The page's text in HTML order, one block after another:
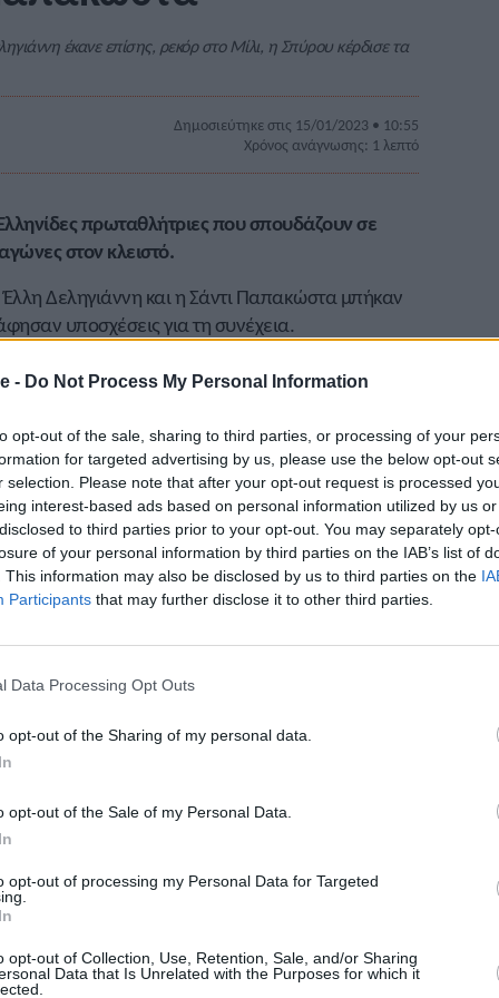
- Do Not Process My Personal Information
opt-out of the sale, sharing to third parties, or processing of your
for targeted advertising by us, please use the below opt-out
selection. Please note that after your opt-out request is processed
interest-based ads based on personal information utilized by us
to third parties prior to your opt-out. You may separately
of your personal information by third parties on the IAB’s list of
This information may also be disclosed by us to third parties on the
Participants that may further disclose it to other third parties.
Data Processing Opt Outs
opt-out of the Sharing of my personal data.
opt-out of the Sale of my Personal Data.
opt-out of processing my Personal Data for Targeted
opt-out of Collection, Use, Retention, Sale, and/or Sharing
Data that Is Unrelated with the Purposes for which it
έκανε επίσης, ρεκόρ στο Μίλι, η Σπύρου κέρδισε τα
Δημοσιεύτηκε στις 15/01/2023 • 10:55
Χρόνος ανάγνωσης: 1 λεπτό
πρωταθλήτριες που σπουδάζουν σε
στον κλειστό.
Δεληγιάννη και η Σάντι Παπακώστα μπήκαν
υποσχέσεις για τη συνέχεια.
στο «Cardinal Classic Indoor TF» που έγινε στο
αθλήτρια που σπουδάζει στο Μαϊάμι, έτρεξε
θέση με 4.54.08 σημειώνοντας ατομικό ρεκόρ, με
Μετά αγωνίστηκε στα 3.000μ. και κέρδισε
αγωνίστηκε στην Ουάσιγκτον στο Μίλι
είναι ατομικό της ρεκόρ.
Φλόριντα ηΒασιλεία Σπύρουπου κέρδισε τα
ηΣάντι Παπακώστα, που σπουδάζει στο Τζόρτζια
των